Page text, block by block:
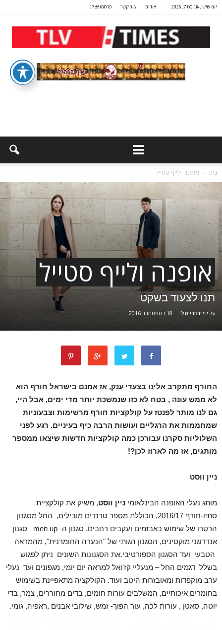
יום שישי, אוגוסט 7, 2026 אודות צור קשר פרסמו אצלנו
בית אופנה ולייף סטייל
אופנה ולייף סטייל
תנו לצעוד בשקט
על ידי דודי טל - 18 בספטמבר 2016
החורף מתקרב אלינו בצעדי ענק, אז אמנם בישראל חורף הוא
לא ממש עונה , בטח לא כזו שנמשכת יותר מדי ימים, אבל היי,
גם לנו מותר לפנטז על קולקציות חורף מרשימות וצבעוניות
שמחממות את הרגליים ועושות הרבה כיף בעיניים. רגע לפני
השלוליות סקרנו עבורכן כמה קולקציות חדשות שיצאו ממספר
מותגים, אז מה לארוז לכן?!
ניין ווסט
מותג נעלי האופנה הבינלאומי ניין ווסט, משיק את קולקציית
סתיו-חורף 2016/17, הכוללת מספר טרנדים מובילים, החל מסגנון
הרטרו של שימוש באבזמים ועקבים רחבים, סגנון ה- men up סגנון
אנדרוגני מוקסינים, הסגנון הגותי של "הנערה החומרנית", מהמראה
הטבעי ועד הסגנון הספורטיבי.את הסגנונות השונים ניתן לפגוש
בשלל דגמים החל – מנעליי קז'ואל למראה יום יומי, מגפונים ועד נעלי
ערב מוקפדות ומאובזרות היטב ועוד. הקולקציה מתאפיינת בשימוש
בחומרים איכותיים, המשלבים עורות חומים, בדים מחוררים, צמר, בדי
יוטה, סאטן , עורות לכה, עור הפוך- זמש, שילובי אבנים ,ראפיה, גומי.